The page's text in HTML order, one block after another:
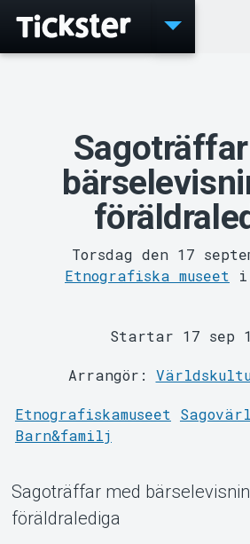
Torsdag den 17
Etnografiska museet i
Startar 17 sep
Arrangör:
Etnografiskamuseet
Barn&familj
Sagoträffar med
föräldralediga